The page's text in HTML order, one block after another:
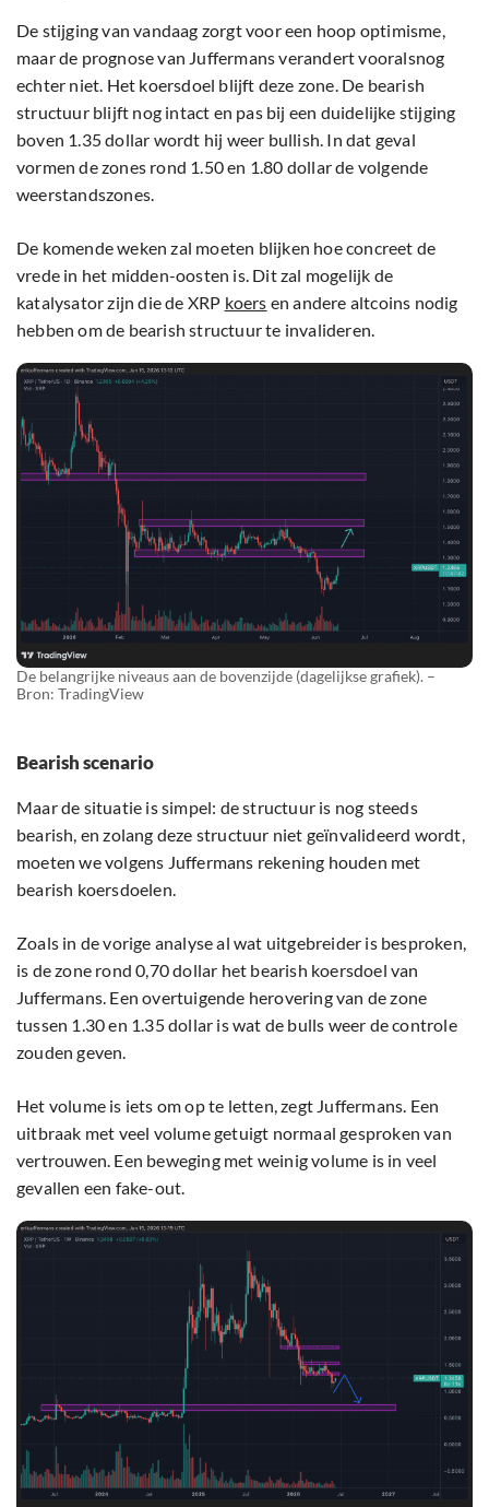
De stijging van vandaag zorgt voor een hoop optimisme,
maar de prognose van Juffermans verandert vooralsnog
echter niet. Het koersdoel blijft deze zone. De bearish
structuur blijft nog intact en pas bij een duidelijke stijging
boven 1.35 dollar wordt hij weer bullish. In dat geval
vormen de zones rond 1.50 en 1.80 dollar de volgende
weerstandszones.
De komende weken zal moeten blijken hoe concreet de
vrede in het midden-oosten is. Dit zal mogelijk de
katalysator zijn die de XRP koers en andere altcoins nodig
hebben om de bearish structuur te invalideren.
De belangrijke niveaus aan de bovenzijde (dagelijkse grafiek). –
Bron: TradingView
Bearish scenario
Maar de situatie is simpel: de structuur is nog steeds
bearish, en zolang deze structuur niet geïnvalideerd wordt,
moeten we volgens Juffermans rekening houden met
bearish koersdoelen.
Zoals in de vorige analyse al wat uitgebreider is besproken,
is de zone rond 0,70 dollar het bearish koersdoel van
Juffermans. Een overtuigende herovering van de zone
tussen 1.30 en 1.35 dollar is wat de bulls weer de controle
zouden geven.
Het volume is iets om op te letten, zegt Juffermans. Een
uitbraak met veel volume getuigt normaal gesproken van
vertrouwen. Een beweging met weinig volume is in veel
gevallen een fake-out.